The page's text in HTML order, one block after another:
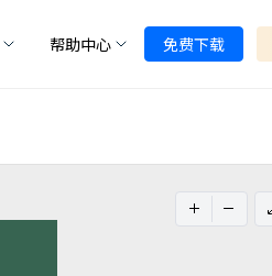
帮助中心 免费下载